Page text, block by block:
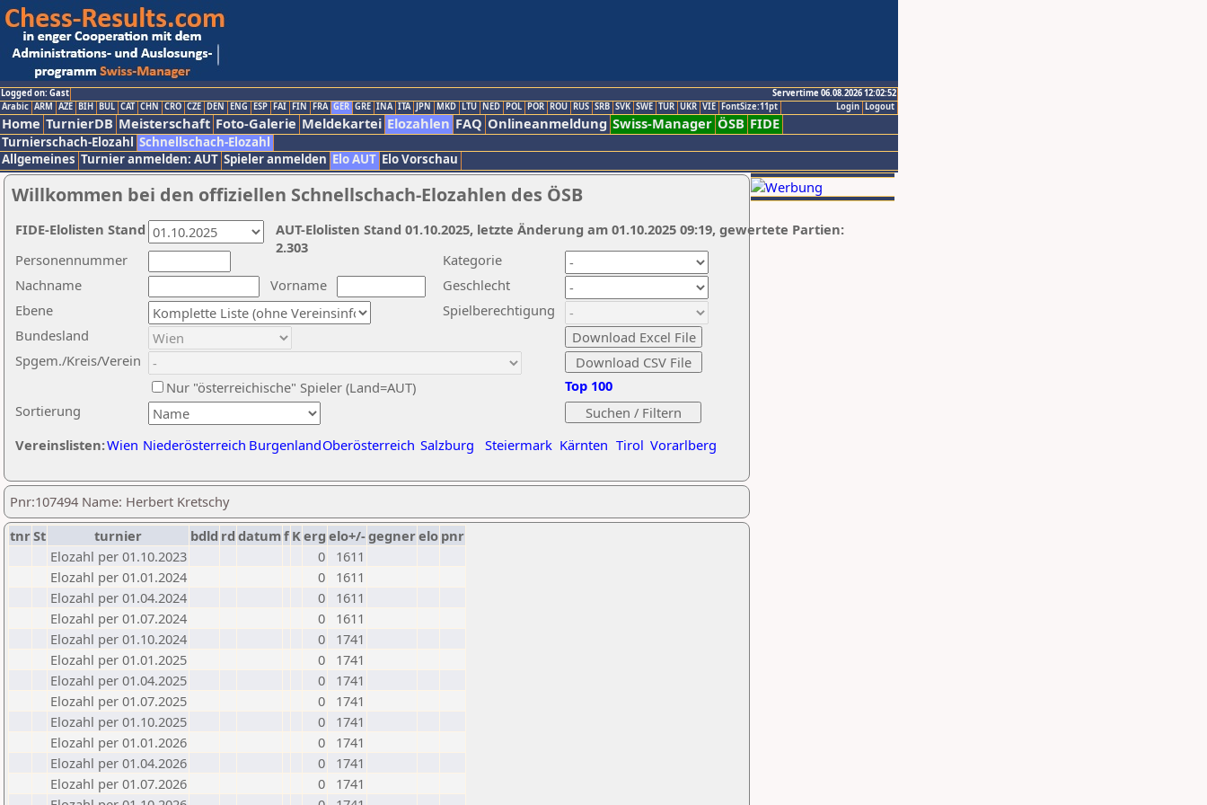
Logged on: Gast
Servertime 06.08.2026 12:02:52
Logout
Login
Arabic ARM AZE BIH BUL CAT CHN CRO CZE DEN ENG ESP FAI FIN FRA GER GRE INA ITA JPN MKD LTU NED POL POR ROU RUS SRB SVK SWE TUR UKR VIE FontSize:11pt
Home TurnierDB Meisterschaft Foto-Galerie Meldekartei Elozahlen FAQ Onlineanmeldung Swiss-Manager ÖSB FIDE
Turnierschach-Elozahl Schnellschach-Elozahl
Allgemeines Turnier anmelden: AUT Spieler anmelden Elo AUT Elo Vorschau
Willkommen bei den offiziellen Schnellschach-Elozahlen des ÖSB
Nachname
Vorname
Ebene
Kategorie
Sortierung
Personennummer
Bundesland
Spgem./Kreis/Verein
Geschlecht
Nur "österreichische" Spieler (Land=AUT)
Spielberechtigung
Vereinslisten:Wien Niederösterreich BurgenlandOberösterreich Salzburg Steiermark Kärnten Tirol Vorarlberg
Top 100
AUT-Elolisten Stand 01.10.2025, letzte Änderung am 01.10.2025 09:19, gewertete Partien:
2.303
FIDE-Elolisten Stand
Pnr:107494 Name: Herbert Kretschy
tnrSt turnier bdld rd datumf Kerg elo+/-gegnerelo pnr
Elozahl per 01.10.2023
0
1611
Elozahl per 01.01.2024
0
1611
Elozahl per 01.04.2024
0
1611
Elozahl per 01.07.2024
0
1611
Elozahl per 01.10.2024
0
1741
Elozahl per 01.01.2025
0
1741
Elozahl per 01.04.2025
0
1741
Elozahl per 01.07.2025
0
1741
Elozahl per 01.10.2025
0
1741
Elozahl per 01.01.2026
0
1741
Elozahl per 01.04.2026
0
1741
Elozahl per 01.07.2026
0
1741